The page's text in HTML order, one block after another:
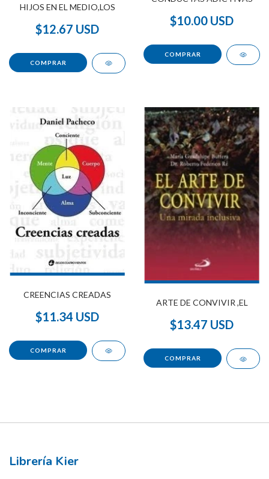
HIJOS EN EL MEDIO,LOS
$12.67 USD
$10.00 USD
CREENCIAS CREADAS
$11.34 USD
ARTE DE CONVIVIR ,EL
$13.47 USD
Librería Kier